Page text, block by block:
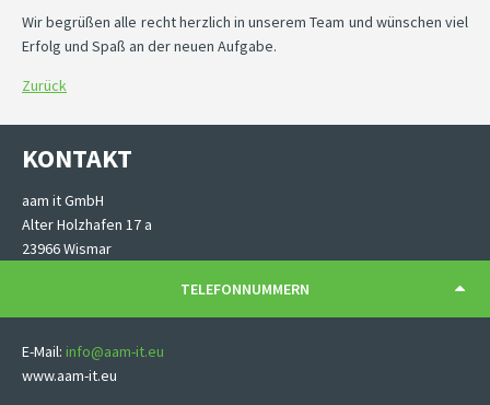
Wir begrüßen alle recht herzlich in unserem Team und wünschen viel
Erfolg und Spaß an der neuen Aufgabe.
Zurück
KONTAKT
aam it GmbH
Alter Holzhafen 17 a
23966 Wismar
TELEFONNUMMERN
E-Mail: info@aam-it.eu
www.aam-it.eu